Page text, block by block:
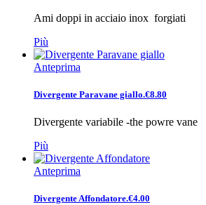
Ami doppi in acciaio inox forgiati
Più
Anteprima
Divergente Paravane giallo.€8.80
Divergente variabile -the powre vane
Più
Anteprima
Divergente Affondatore.€4.00